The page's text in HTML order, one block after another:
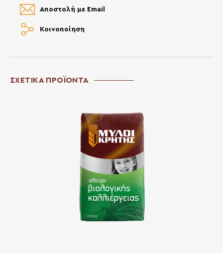
Κοινοποίηση
Αποστολή με Email
ΣΧΕΤΙΚΑ ΠΡΟΪΟΝΤΑ